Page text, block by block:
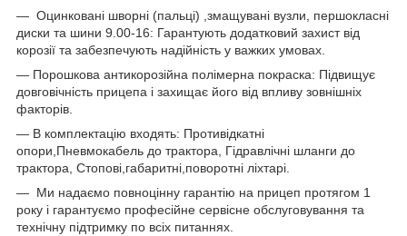
— Оцинковані шворні (пальці) ,змащувані вузли, першокласні
диски та шини 9.00-16: Гарантують додатковий захист від
корозії та забезпечують надійність у важких умовах.
— Порошкова антикорозійна полімерна покраска: Підвищує
довговічність прицепа і захищає його від впливу зовнішніх
факторів.
— В комплектацію входять: Противідкатні
опори,Пневмокабель до трактора, Гідравлічні шланги до
трактора, Стопові,габаритні,поворотні ліхтарі.
— Ми надаємо повноцінну гарантію на прицеп протягом 1
року і гарантуємо професійне сервісне обслуговування та
технічну підтримку по всіх питаннях.